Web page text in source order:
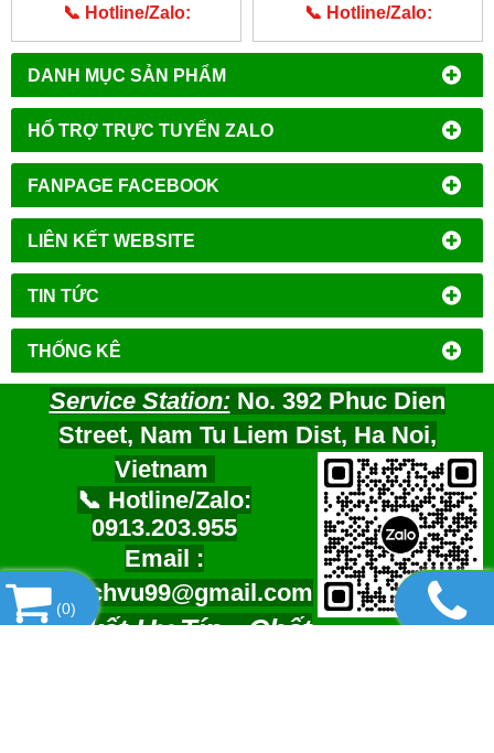
DANH MỤC SẢN PHẨM
HỔ TRỢ TRỰC TUYẾN ZALO
FANPAGE FACEBOOK
LIÊN KẾT WEBSITE
TIN TỨC
THỐNG KÊ
📞 Hotline/Zalo:
0913.203.955
📞 Hotline/Zalo:
0913.203.955
Service Station:No. 392 Phuc Dien
Street, Nam Tu Liem Dist, Ha Noi,
Vietnam
📞 Hotline/Zalo:
0913.203.955
Email :
tramdichvu99@gmail.com
Cam kết Uy Tín - Chất
(0)